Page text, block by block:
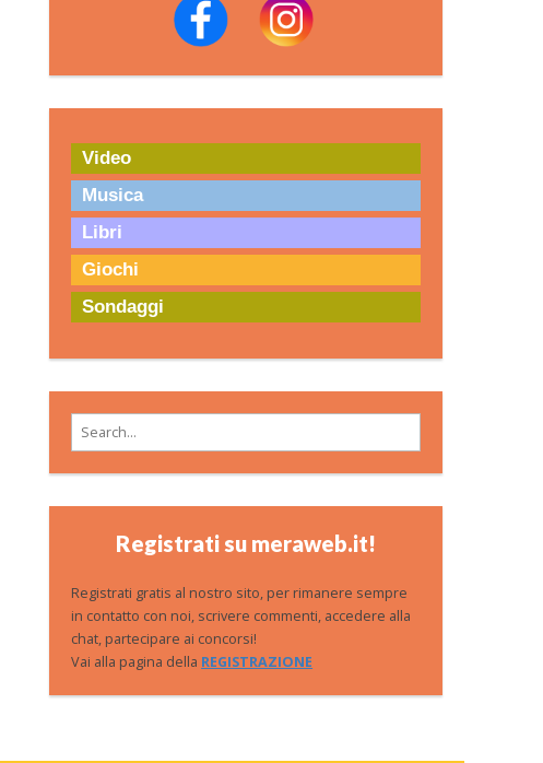
Video
Musica
Libri
Giochi
Sondaggi
Search for:
Registrati su meraweb.it!
Registrati gratis al nostro sito, per rimanere sempre
in contatto con noi, scrivere commenti, accedere alla
chat, partecipare ai concorsi!
Vai alla pagina della REGISTRAZIONE